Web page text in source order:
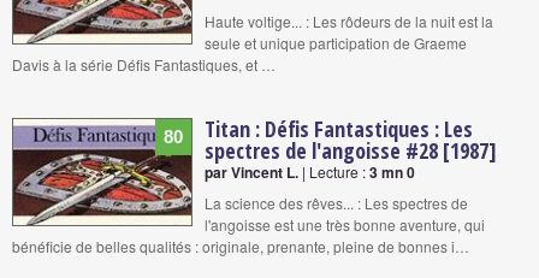
Haute voltige... : Les rôdeurs de la nuit est la
seule et unique participation de Graeme
Davis à la série Défis Fantastiques, et …
80 Titan : Défis Fantastiques : Les
spectres de l'angoisse #28 [1987]
par Vincent L. | Lecture :3 mn 0
La science des rêves... : Les spectres de
l'angoisse est une très bonne aventure, qui
bénéficie de belles qualités : originale, prenante, pleine de bonnes i…